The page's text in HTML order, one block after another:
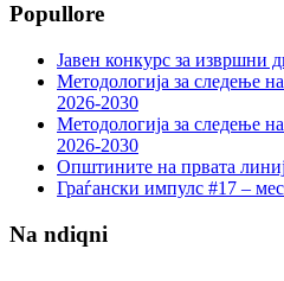
Popullore
Јавен конкурс за извршни
Методологија за следење
2026-2030
Методологија за следење
2026-2030
Општините на првата
Граѓански импулс #17 –
Na ndiqni